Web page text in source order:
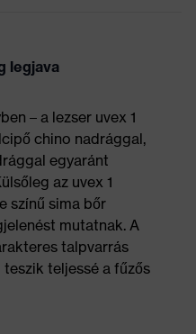
legjava
– a lezser uvex 1
chino nadrággal,
egyaránt
az uvex 1
színű sima bőr
mutatnak. A
talpvarrás
teljessé a fűzős